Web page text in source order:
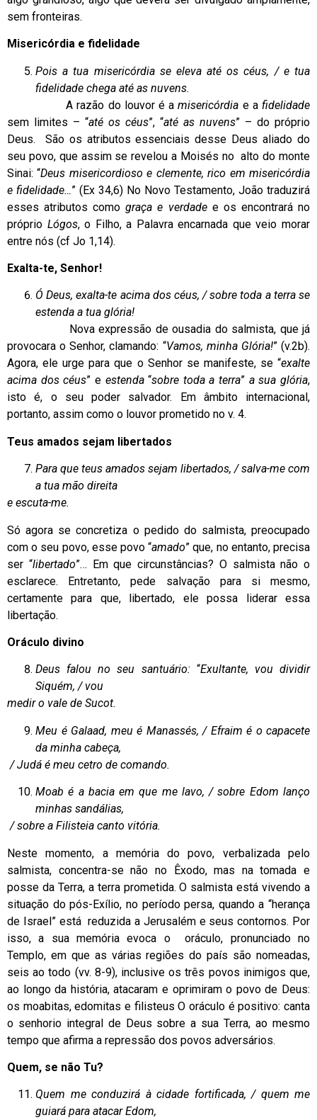
sem fronteiras.
Misericórdia e fidelidade
Pois a tua misericórdia se eleva até os céus, / e tua
fidelidade chega até as nuvens.
A razão do louvor é amisericórdia e afidelidade
sem limites – “até os céus”, “até as nuvens” – do próprio
Deus. São os atributos essenciais desse Deus aliado do
seu povo, que assim se revelou a Moisés no alto do monte
Sinai: “Deus misericordioso e clemente, rico em misericórdia
e fidelidade…” (Ex 34,6) No Novo Testamento, João traduzirá
esses atributos comograça e verdadee os encontrará no
próprio Lógos, o Filho, a Palavra encarnada que veio morar
entre nós (cf Jo 1,14).
Exalta-te, Senhor!
Ó Deus, exalta-te acima dos céus, / sobre toda a terra se
estenda a tua glória!
Nova expressão de ousadia do salmista, que já
provocara o Senhor, clamando: “Vamos, minha Glória!” (v.2b).
Agora, ele urge para que o Senhor se manifeste, se “exalte
acima dos céus” e estenda“sobre toda a terra” a sua glória,
isto é, o seu poder salvador. Em âmbito internacional,
portanto, assim como o louvor prometido no v. 4.
Teus amados sejam libertados
Para que teus amados sejam libertados, / salva-me com
a tua mão direita
e escuta-me.
Só agora se concretiza o pedido do salmista, preocupado
com o seu povo, esse povo “amado” que, no entanto, precisa
ser “libertado”… Em que circunstâncias? O salmista não o
esclarece. Entretanto, pede salvação para si mesmo,
certamente para que, libertado, ele possa liderar essa
libertação.
Oráculo divino
Deus falou no seu santuário: “Exultante, vou dividir
Siquém, / vou
medir o vale de Sucot.
Meu é Galaad, meu é Manassés, / Efraim é o capacete
da minha cabeça,
/ Judá é meu cetro de comando.
Moab é a bacia em que me lavo, / sobre Edom lanço
minhas sandálias,
/ sobre a Filisteia canto vitória.
Neste momento, a memória do povo, verbalizada pelo
salmista, concentra-se não no Êxodo, mas na tomada e
posse da Terra, a terra prometida. O salmista está vivendo a
situação do pós-Exílio, no período persa, quando a “herança
de Israel” está reduzida a Jerusalém e seus contornos. Por
isso, a sua memória evoca o oráculo, pronunciado no
Templo, em que as várias regiões do país são nomeadas,
seis ao todo (vv. 8-9), inclusive os três povos inimigos que,
ao longo da história, atacaram e oprimiram o povo de Deus:
os moabitas, edomitas e filisteus O oráculo é positivo: canta
o senhorio integral de Deus sobre a sua Terra, ao mesmo
tempo que afirma a repressão dos povos adversários.
Quem, se não Tu?
Quem me conduzirá à cidade fortificada, / quem me
guiará para atacar Edom,